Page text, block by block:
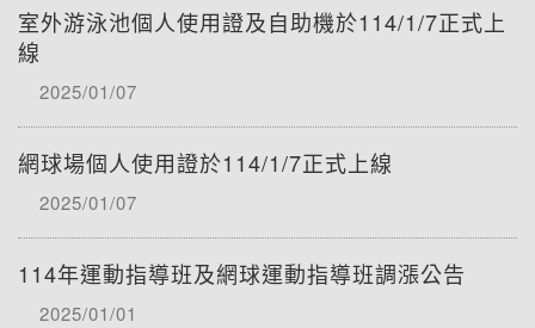
室外游泳池個人使用證及自助機於114/1/7正式上
線
2025/01/07
網球場個人使用證於114/1/7正式上線
2025/01/07
114年運動指導班及網球運動指導班調漲公告
2025/01/01